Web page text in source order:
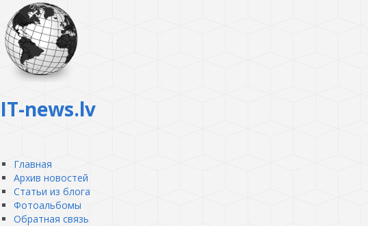
IT-news.lv
Главная
Архив новостей
Статьи из блога
Фотоальбомы
Обратная связь